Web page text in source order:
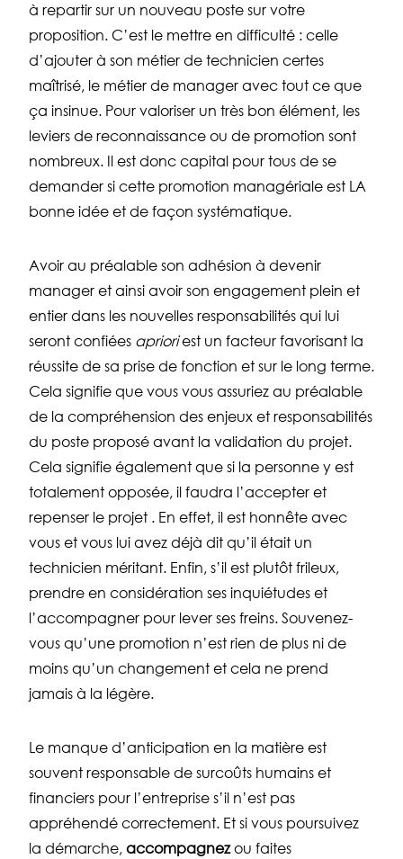
à repartir sur un nouveau poste sur votre
proposition. C’est le mettre en difficulté : celle
d’ajouter à son métier de technicien certes
maîtrisé, le métier de manager avec tout ce que
ça insinue. Pour valoriser un très bon élément, les
leviers de reconnaissance ou de promotion sont
nombreux. Il est donc capital pour tous de se
demander si cette promotion managériale est LA
bonne idée et de façon systématique.
Avoir au préalable son adhésion à devenir
manager et ainsi avoir son engagement plein et
entier dans les nouvelles responsabilités qui lui
seront confiées aprioriest un facteur favorisant la
réussite de sa prise de fonction et sur le long terme.
Cela signifie que vous vous assuriez au préalable
de la compréhension des enjeux et responsabilités
du poste proposé avant la validation du projet.
Cela signifie également que si la personne y est
totalement opposée, il faudra l’accepter et
repenser le projet . En effet, il est honnête avec
vous et vous lui avez déjà dit qu’il était un
technicien méritant. Enfin, s’il est plutôt frileux,
prendre en considération ses inquiétudes et
l’accompagner pour lever ses freins. Souvenez-
vous qu’une promotion n’est rien de plus ni de
moins qu’un changement et cela ne prend
jamais à la légère.
Le manque d’anticipation en la matière est
souvent responsable de surcoûts humains et
financiers pour l’entreprise s’il n’est pas
appréhendé correctement. Et si vous poursuivez
la démarche, accompagnezou faites